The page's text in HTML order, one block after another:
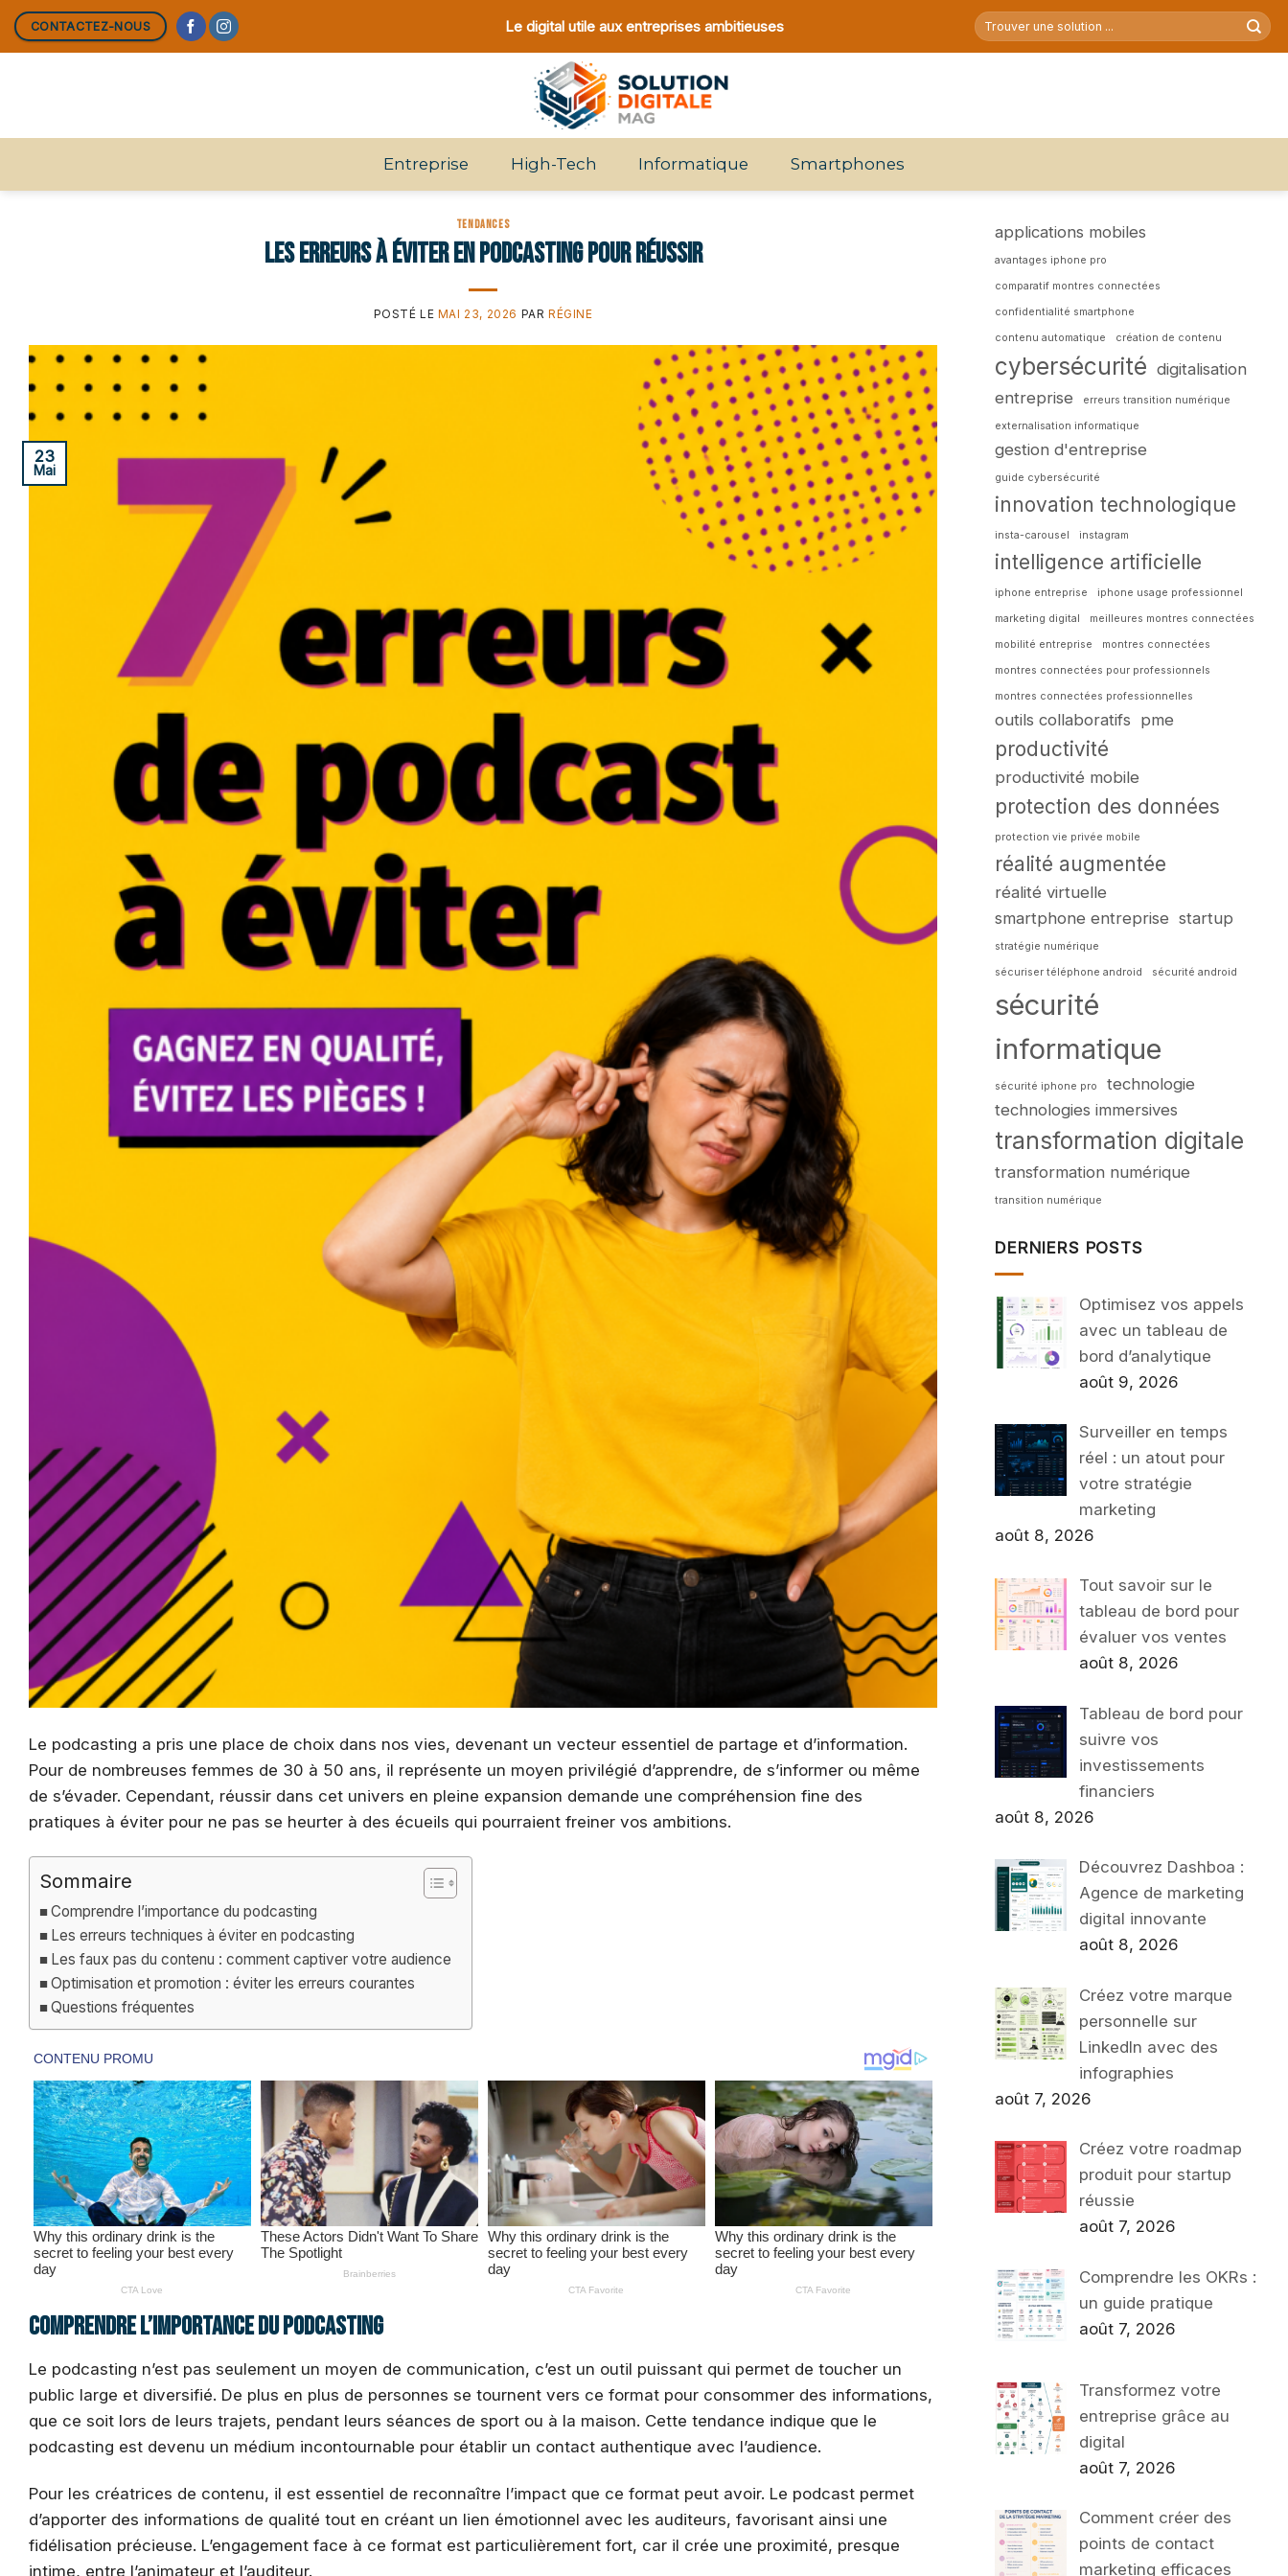
Skip
CONTACTEZ-NOUS Le digital utile aux entreprises ambitieuses
Entreprise High-Tech Informatique Smartphones
TENDANCES
Les erreurs à éviter en podcasting pour réussir
POSTÉ LE MAI 23, 2026 PAR RÉGINE
23
Mai
Le podcasting a pris une place de choix dans nos vies, devenant un vecteur essentiel de partage et d’information.
Pour de nombreuses femmes de 30 à 50 ans, il représente un moyen privilégié d’apprendre, de s’informer ou même
de s’évader. Cependant, réussir dans cet univers en pleine expansion demande une compréhension fine des
pratiques à éviter pour ne pas se heurter à des écueils qui pourraient freiner vos ambitions.
Sommaire
Comprendre l’importance du podcasting
Les erreurs techniques à éviter en podcasting
Les faux pas du contenu : comment captiver votre audience
Optimisation et promotion : éviter les erreurs courantes
Questions fréquentes
Comprendre l’importance du podcasting
Le podcasting n’est pas seulement un moyen de communication, c’est un outil puissant qui permet de toucher un
public large et diversifié. De plus en plus de personnes se tournent vers ce format pour consommer des informations,
que ce soit lors de leurs trajets, pendant leurs séances de sport ou à la maison. Cette tendance indique que le
podcasting est devenu un médium incontournable pour établir un contact authentique avec l’audience.
Pour les créatrices de contenu, il est essentiel de reconnaître l’impact que ce format peut avoir. Le podcast permet
d’apporter des informations de qualité tout en créant un lien émotionnel avec les auditeurs, favorisant ainsi une
fidélisation précieuse. L’engagement face à ce format est particulièrement fort, car il crée une proximité, presque
intime, entre l’animateur et l’auditeur.
applications mobiles
avantages iphone pro
comparatif montres connectées
confidentialité smartphone
contenu automatique création de contenu
cybersécurité digitalisation
entreprise
erreurs transition numérique
externalisation informatique
gestion d'entreprise
guide cybersécurité
innovation technologique
insta-carousel instagram
intelligence artificielle
iphone entreprise iphone usage professionnel
marketing digital meilleures montres connectées
mobilité entreprise montres connectées
montres connectées pour professionnels
montres connectées professionnelles
outils collaboratifs pme
productivité
productivité mobile
protection des données
protection vie privée mobile
réalité augmentée
réalité virtuelle
smartphone entreprise startup
stratégie numérique
sécuriser téléphone android sécurité android
sécurité
informatique
sécurité iphone pro
technologie
technologies immersives
transformation digitale
transformation numérique
transition numérique
DERNIERS POSTS
Optimisez vos appels
avec un tableau de
bord d’analytique
août 9, 2026
Surveiller en temps
réel : un atout pour
votre stratégie
marketing
août 8, 2026
Tout savoir sur le
tableau de bord pour
évaluer vos ventes
août 8, 2026
Tableau de bord pour
suivre vos
investissements
financiers
août 8, 2026
Découvrez Dashboa :
Agence de marketing
digital innovante
août 8, 2026
Créez votre marque
personnelle sur
LinkedIn avec des
infographies
août 7, 2026
Créez votre roadmap
produit pour startup
réussie
août 7, 2026
Comprendre les OKRs :
un guide pratique
août 7, 2026
Transformez votre
entreprise grâce au
digital
août 7, 2026
Comment créer des
points de contact
marketing efficaces